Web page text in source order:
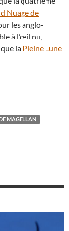
Nuage de
les anglo-
à l’œil nu,
la Pleine Lune
de supernova
MAGELLAN